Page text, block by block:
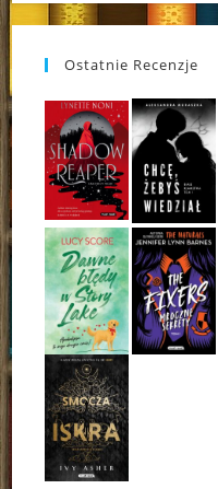
Ostatnie Recenzje